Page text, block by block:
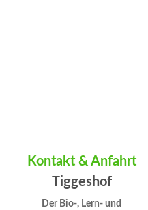
Kontakt & Anfahrt
Tiggeshof
Der Bio-, Lern- und